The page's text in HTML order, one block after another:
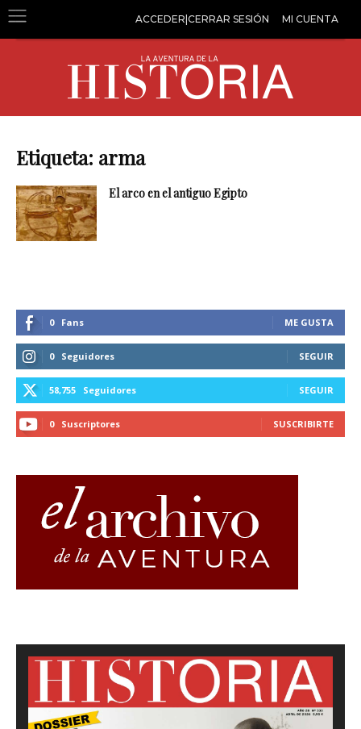
ACCEDER|CERRAR SESIÓN MI CUENTA
Etiqueta: arma
El arco en el antiguo Egipto
0 Fans ME GUSTA
0 Seguidores SEGUIR
58,755 Seguidores SEGUIR
0 Suscriptores SUSCRIBIRTE